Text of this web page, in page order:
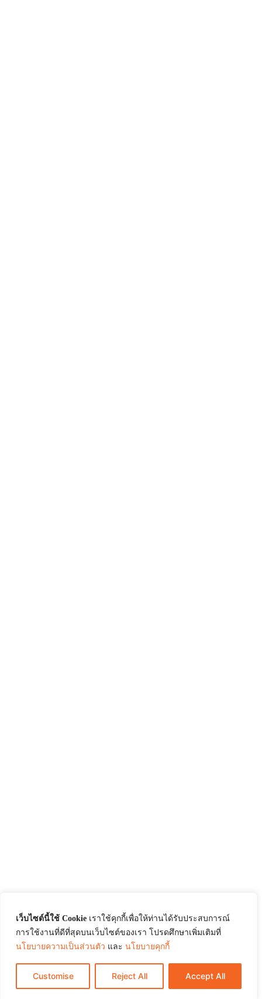
เว็บไซต์นี้ใช้ Cookie เราใช้คุกกี้เพื่อให้ท่านได้รับประสบการณ์
การใช้งานที่ดีที่สุดบนเว็บไซต์ของเรา โปรดศึกษาเพิ่มเติมที่
นโยบายความเป็นส่วนตัว และ นโยบายคุกกี้
Customise Reject All Accept All